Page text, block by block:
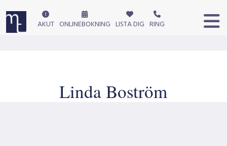
AKUT ONLINEBOKNING LISTA DIG RING
Linda Boström